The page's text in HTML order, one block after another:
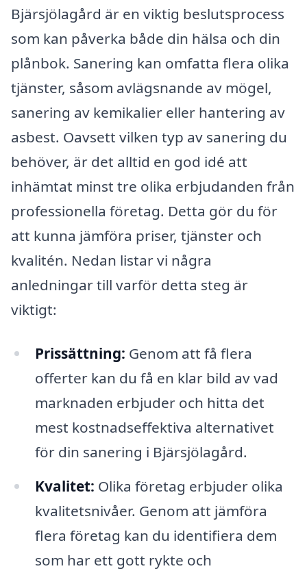
Bjärsjölagård är en viktig beslutsprocess
som kan påverka både din hälsa och din
plånbok. Sanering kan omfatta flera olika
tjänster, såsom avlägsnande av mögel,
sanering av kemikalier eller hantering av
asbest. Oavsett vilken typ av sanering du
behöver, är det alltid en god idé att
inhämtat minst tre olika erbjudanden från
professionella företag. Detta gör du för
att kunna jämföra priser, tjänster och
kvalitén. Nedan listar vi några
anledningar till varför detta steg är
viktigt:
Prissättning: Genom att få flera
offerter kan du få en klar bild av vad
marknaden erbjuder och hitta det
mest kostnadseffektiva alternativet
för din sanering i Bjärsjölagård.
Kvalitet: Olika företag erbjuder olika
kvalitetsnivåer. Genom att jämföra
flera företag kan du identifiera dem
som har ett gott rykte och